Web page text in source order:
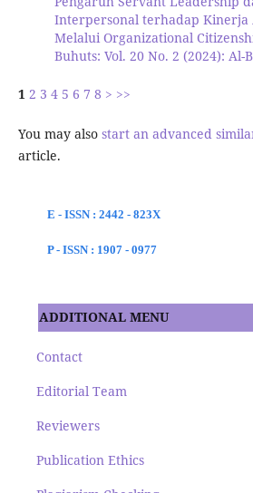
Interpersonal terhadap
Melalui Organizational
Buhuts: Vol. 20 No. 2 (2024): Al-
1 2 3 4 5 6 7 8 > >>
You may also start an advanced
article.
E - ISSN : 2442 - 823X
P - ISSN : 1907 - 0977
ADDITIONAL MENU
Contact
Editorial Team
Reviewers
Publication Ethics